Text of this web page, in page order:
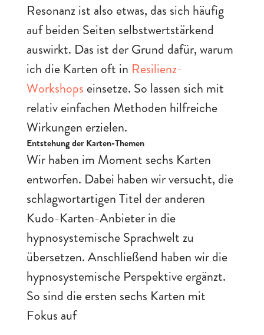
Resonanz ist also etwas, das sich häufig
auf beiden Seiten selbstwertstärkend
auswirkt. Das ist der Grund dafür, warum
ich die Karten oft in Resilienz-
Workshops einsetze. So lassen sich mit
relativ einfachen Methoden hilfreiche
Wirkungen erzielen.
Entstehung der Karten-Themen
Wir haben im Moment sechs Karten
entworfen. Dabei haben wir versucht, die
schlagwortartigen Titel der anderen
Kudo-Karten-Anbieter in die
hypnosystemische Sprachwelt zu
übersetzen. Anschließend haben wir die
hypnosystemische Perspektive ergänzt.
So sind die ersten sechs Karten mit
Fokus auf